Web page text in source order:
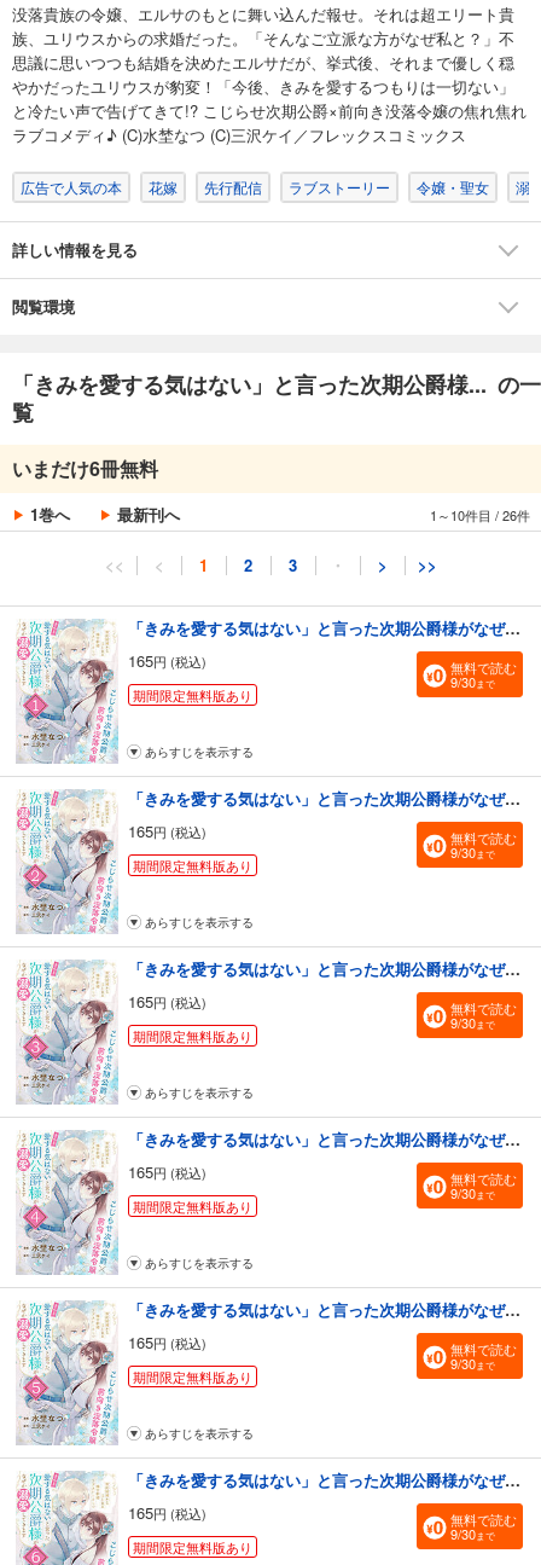
没落貴族の令嬢、エルサのもとに舞い込んだ報せ。それは超エリート貴
族、ユリウスからの求婚だった。「そんなご立派な方がなぜ私と？」不
思議に思いつつも結婚を決めたエルサだが、挙式後、それまで優しく穏
やかだったユリウスが豹変！「今後、きみを愛するつもりは一切ない」
と冷たい声で告げてきて!? こじらせ次期公爵×前向き没落令嬢の焦れ焦れ
ラブコメディ♪ (C)水埜なつ (C)三沢ケイ／フレックスコミックス
広告で人気の本 花嫁 先行配信 ラブストーリー 令嬢・聖女 溺
詳しい情報を見る
閲覧環境
「きみを愛する気はない」と言った次期公爵様... の一
覧
いまだけ6冊無料
1巻へ 最新刊へ 1～10件目 /26件
<< < 1 2 3 ・ > >>
「きみを愛する気はない」と言った次期公爵様がなぜか溺愛してきます（単話版）第1話
165円 (税込)
期間限定無料版あり
無料で読む
9/30まで
あらすじを表示する
「きみを愛する気はない」と言った次期公爵様がなぜか溺愛してきます（単話版）第2話
165円 (税込)
期間限定無料版あり
無料で読む
9/30まで
あらすじを表示する
「きみを愛する気はない」と言った次期公爵様がなぜか溺愛してきます（単話版）第3話
165円 (税込)
期間限定無料版あり
無料で読む
9/30まで
あらすじを表示する
「きみを愛する気はない」と言った次期公爵様がなぜか溺愛してきます（単話版）第4話
165円 (税込)
期間限定無料版あり
無料で読む
9/30まで
あらすじを表示する
「きみを愛する気はない」と言った次期公爵様がなぜか溺愛してきます（単話版）第5話
165円 (税込)
期間限定無料版あり
無料で読む
9/30まで
あらすじを表示する
「きみを愛する気はない」と言った次期公爵様がなぜか溺愛してきます（単話版）第6話
165円 (税込)
期間限定無料版あり
無料で読む
9/30まで